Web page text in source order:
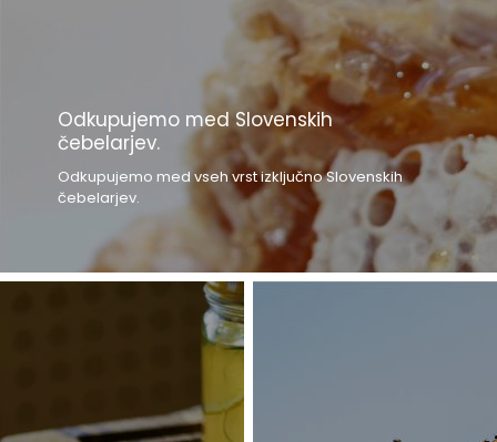
Odkupujemo med Slovenskih
čebelarjev.
Odkupujemo med vseh vrst izključno Slovenskih
čebelarjev.